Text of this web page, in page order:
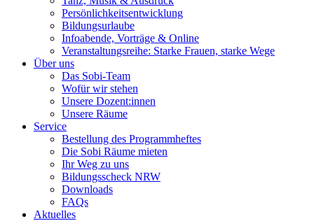
Persönlichkeitsentwicklung
Bildungsurlaube
Infoabende, Vorträge & Online
Veranstaltungsreihe: Starke Frauen, starke Wege
Über uns
Das Sobi-Team
Wofür wir stehen
Unsere Dozent:innen
Unsere Räume
Service
Bestellung des Programmheftes
Die Sobi Räume mieten
Ihr Weg zu uns
Bildungsscheck NRW
Downloads
FAQs
Aktuelles